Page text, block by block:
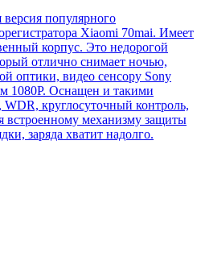
популярного
Xiaomi 70mai. Имеет
корпус. Это недорогой
отлично снимает ночью,
оптики, видео сенсору Sony
1080P. Оснащен и такими
круглосуточный контроль,
встроенному механизму защиты
заряда хватит надолго.